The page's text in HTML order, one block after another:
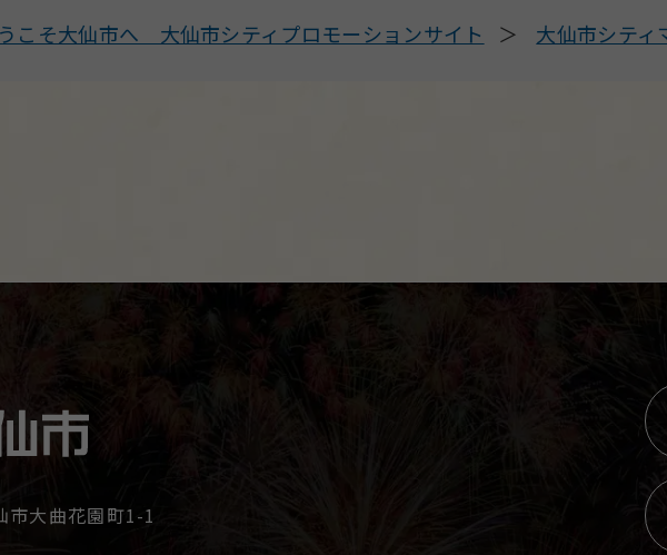
こそ大仙市へ 大仙市シティプロモーションサイト 大仙市シティ
市大曲花園町1-1